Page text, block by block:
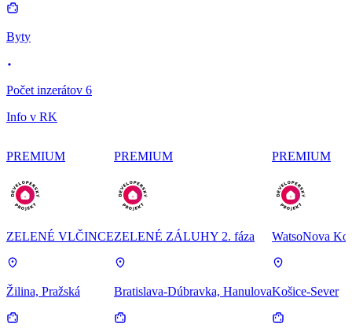
Byty
Počet inzerátov 6
Info v RK
PREMIUM
ZELENÉ VLČINCE
Žilina, Pražská
PREMIUM
ZELENÉ ZÁLUHY 2. fáza
Bratislava-Dúbravka, Hanulova
PREMIUM
WatsoNova
Košice-Sever